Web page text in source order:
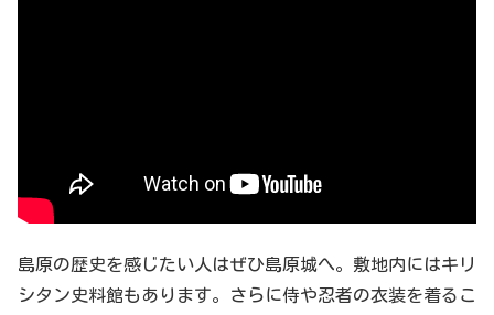
島原の歴史を感じたい人はぜひ島原城へ。敷地内にはキリ
シタン史料館もあります。さらに侍や忍者の衣装を着るこ